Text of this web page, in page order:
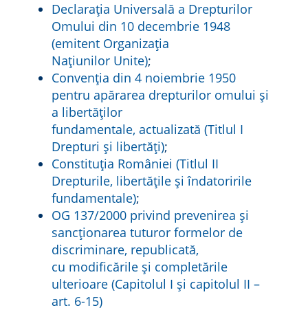
Declaraţia Universală a Drepturilor
Omului din 10 decembrie 1948
(emitent Organizaţia
Naţiunilor Unite);
Convenţia din 4 noiembrie 1950
pentru apărarea drepturilor omului şi
a libertăţilor
fundamentale, actualizată (Titlul I
Drepturi şi libertăţi);
Constituția României (Titlul II
Drepturile, libertățile și îndatoririle
fundamentale);
OG 137/2000 privind prevenirea şi
sancţionarea tuturor formelor de
discriminare, republicată,
cu modificările și completările
ulterioare (Capitolul I și capitolul II –
art. 6-15)